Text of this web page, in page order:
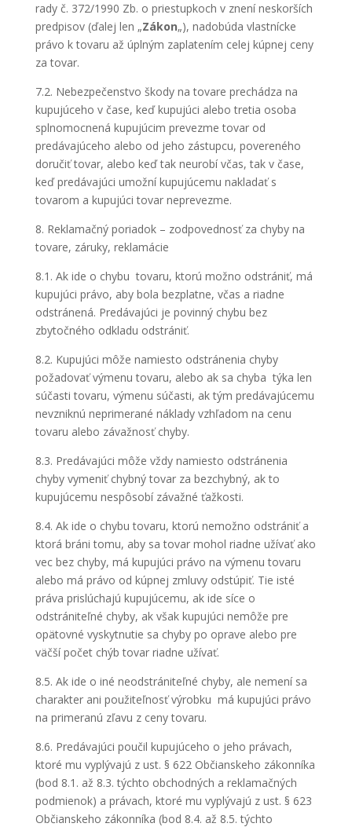
rady č. 372/1990 Zb. o priestupkoch v znení neskorších
predpisov (ďalej len „Zákon„), nadobúda vlastnícke
právo k tovaru až úplným zaplatením celej kúpnej ceny
za tovar.
7.2. Nebezpečenstvo škody na tovare prechádza na
kupujúceho v čase, keď kupujúci alebo tretia osoba
splnomocnená kupujúcim prevezme tovar od
predávajúceho alebo od jeho zástupcu, povereného
doručiť tovar, alebo keď tak neurobí včas, tak v čase,
keď predávajúci umožní kupujúcemu nakladať s
tovarom a kupujúci tovar neprevezme.
8. Reklamačný poriadok – zodpovednosť za chyby na
tovare, záruky, reklamácie
8.1. Ak ide o chybu tovaru, ktorú možno odstrániť, má
kupujúci právo, aby bola bezplatne, včas a riadne
odstránená. Predávajúci je povinný chybu bez
zbytočného odkladu odstrániť.
8.2. Kupujúci môže namiesto odstránenia chyby
požadovať výmenu tovaru, alebo ak sa chyba týka len
súčasti tovaru, výmenu súčasti, ak tým predávajúcemu
nevzniknú neprimerané náklady vzhľadom na cenu
tovaru alebo závažnosť chyby.
8.3. Predávajúci môže vždy namiesto odstránenia
chyby vymeniť chybný tovar za bezchybný, ak to
kupujúcemu nespôsobí závažné ťažkosti.
8.4. Ak ide o chybu tovaru, ktorú nemožno odstrániť a
ktorá bráni tomu, aby sa tovar mohol riadne užívať ako
vec bez chyby, má kupujúci právo na výmenu tovaru
alebo má právo od kúpnej zmluvy odstúpiť. Tie isté
práva prislúchajú kupujúcemu, ak ide síce o
odstrániteľné chyby, ak však kupujúci nemôže pre
opätovné vyskytnutie sa chyby po oprave alebo pre
väčší počet chýb tovar riadne užívať.
8.5. Ak ide o iné neodstrániteľné chyby, ale nemení sa
charakter ani použiteľnosť výrobku má kupujúci právo
na primeranú zľavu z ceny tovaru.
8.6. Predávajúci poučil kupujúceho o jeho právach,
ktoré mu vyplývajú z ust. § 622 Občianskeho zákonníka
(bod 8.1. až 8.3. týchto obchodných a reklamačných
podmienok) a právach, ktoré mu vyplývajú z ust. § 623
Občianskeho zákonníka (bod 8.4. až 8.5. týchto